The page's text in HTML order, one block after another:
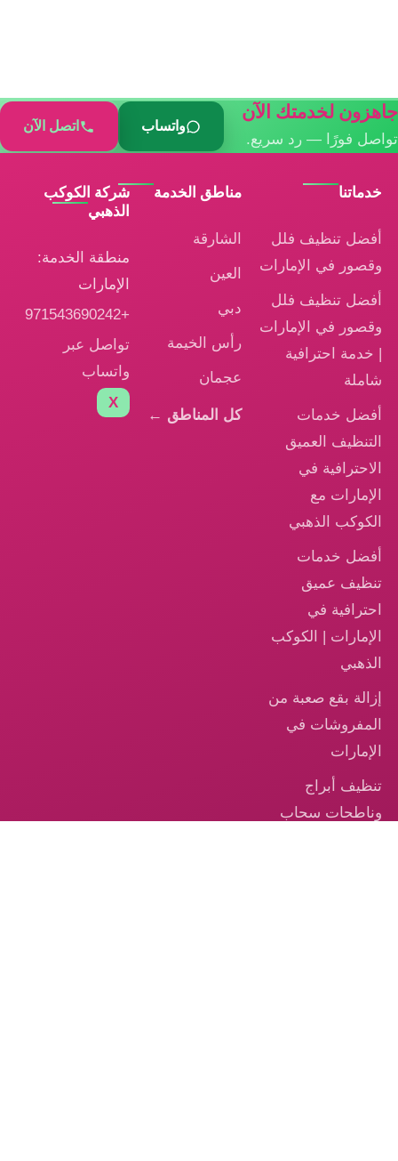
جاهزون لخدمتك الآن
تواصل فورًا — رد سريع.
واتساب اتصل الآن
خدماتنا
أفضل تنظيف فلل
وقصور في الإمارات
أفضل تنظيف فلل
وقصور في الإمارات
| خدمة احترافية
شاملة
أفضل خدمات
التنظيف العميق
الاحترافية في
الإمارات مع
الكوكب الذهبي
أفضل خدمات
تنظيف عميق
احترافية في
الإمارات | الكوكب
الذهبي
إزالة بقع صعبة من
المفروشات في
الإمارات
تنظيف أبراج
وناطحات سحاب
مناطق الخدمة
الشارقة
العين
دبي
رأس الخيمة
عجمان
كل المناطق ←
شركة الكوكب
الذهبي
منطقة الخدمة:
الإمارات
+971543690242
تواصل عبر
واتساب
X